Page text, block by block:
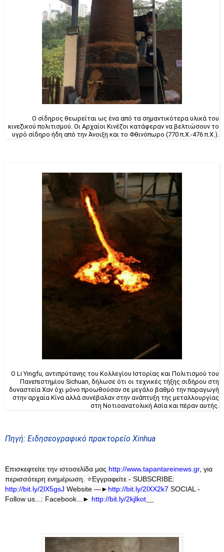
Ο σίδηρος θεωρείται ως ένα από τα σημαντικότερα υλικά του
κινεζικού πολιτισμού. Οι Αρχαίοι Κινέζοι κατάφεραν να βελτιώσουν το
υγρό σίδηρο ήδη από την Άνοιξη και το Φθινόπωρο (770 π.Χ.-476 π.Χ.).
Ο Li Yingfu, αντιπρύτανης του Κολλεγίου Ιστορίας και Πολιτισμού του
Πανεπιστημίου Sichuan, δήλωσε ότι οι τεχνικές τήξης σιδήρου στη
δυναστεία Χαν όχι μόνο προωθούσαν σε μεγάλο βαθμό την παραγωγή
στην αρχαία Κίνα αλλά συνέβαλαν στην ανάπτυξη της μεταλλουργίας
στη Νοτιοανατολική Ασία και πέραν αυτής.
Πηγή: Ειδησεογραφικό πρακτορείο Xinhua
Επισκεφτείτε την ιστοσελίδα μας http://www tapantareinews gr , για
περισσότερη ενημέρωση. ⭐Εγγραφείτε - SUBSCRIBE:
http://bit.ly/2lX5gsJ Website —► http://bit.ly/2lXX2k7 SOCIAL -
Follow us...: Facebook...► http://bit.ly/2kjlkot